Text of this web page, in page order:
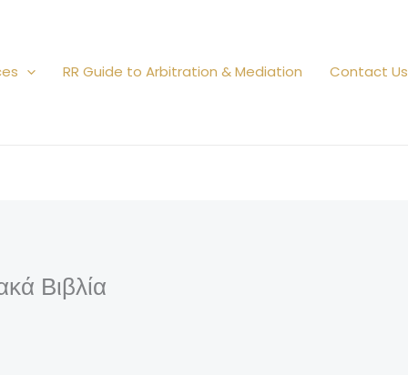
RR Guide to Arbitration & Mediation Contact Us
Βιβλία